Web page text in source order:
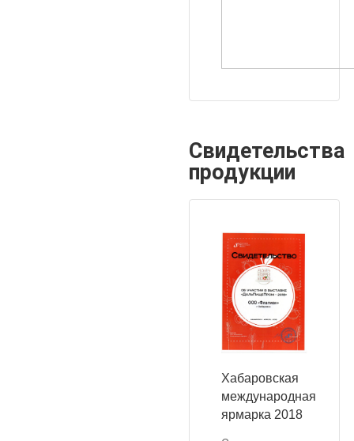
Свидетельства
продукции
Хабаровская
международная
ярмарка 2018